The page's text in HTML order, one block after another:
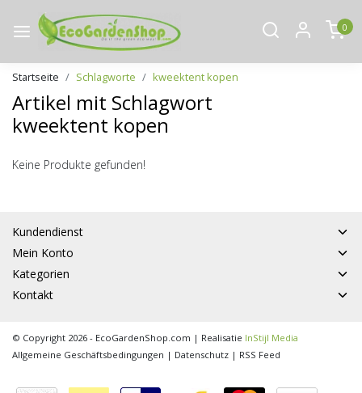
0
Startseite Schlagworte kweektent kopen
Artikel mit Schlagwort
kweektent kopen
Keine Produkte gefunden!
Kundendienst
Mein Konto
Kategorien
Kontakt
© Copyright 2026 - EcoGardenShop.com | Realisatie InStijl Media
Allgemeine Geschäftsbedingungen | Datenschutz | RSS Feed